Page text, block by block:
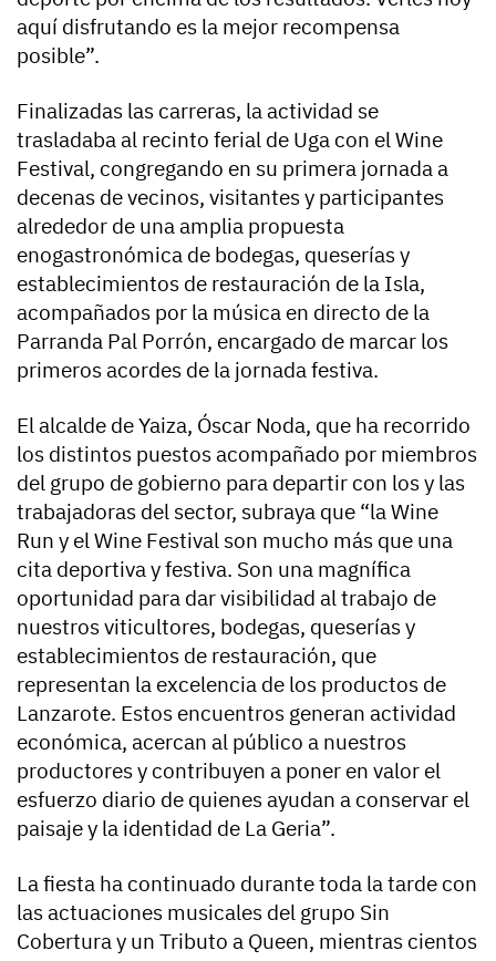
aquí disfrutando es la mejor recompensa
posible”.
Finalizadas las carreras, la actividad se
trasladaba al recinto ferial de Uga con el Wine
Festival, congregando en su primera jornada a
decenas de vecinos, visitantes y participantes
alrededor de una amplia propuesta
enogastronómica de bodegas, queserías y
establecimientos de restauración de la Isla,
acompañados por la música en directo de la
Parranda Pal Porrón, encargado de marcar los
primeros acordes de la jornada festiva.
El alcalde de Yaiza, Óscar Noda, que ha recorrido
los distintos puestos acompañado por miembros
del grupo de gobierno para departir con los y las
trabajadoras del sector, subraya que “la Wine
Run y el Wine Festival son mucho más que una
cita deportiva y festiva. Son una magnífica
oportunidad para dar visibilidad al trabajo de
nuestros viticultores, bodegas, queserías y
establecimientos de restauración, que
representan la excelencia de los productos de
Lanzarote. Estos encuentros generan actividad
económica, acercan al público a nuestros
productores y contribuyen a poner en valor el
esfuerzo diario de quienes ayudan a conservar el
paisaje y la identidad de La Geria”.
La fiesta ha continuado durante toda la tarde con
las actuaciones musicales del grupo Sin
Cobertura y un Tributo a Queen, mientras cientos